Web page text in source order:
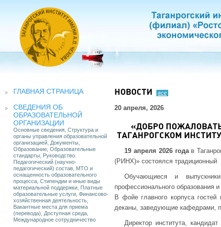
ГЛАВНАЯ СТРАНИЦА
СВЕДЕНИЯ ОБ
ОБРАЗОВАТЕЛЬНОЙ
ОРГАНИЗАЦИИ
Основные сведения, Структура и
органы управления образовательной
организацией, Документы,
Образование, Образовательные
стандарты, Руководство.
Педагогический (научно-
педагогический) состав, МТО и
оснащенность образовательного
процесса, Стипендии и иные виды
материальной поддержки, Платные
образовательные услуги, Финансово-
хозяйственная деятельность,
Вакантные места для приема
(перевода), Доступная среда,
Международное сотрудничество
НОВОСТИ все
20 апреля, 2026
«ДОБРО
ТАГАНРОГСКОМ
19 апреля 2026 годав
(РИНХ)» состоялся традиционный
Обучающиеся и выпускники
профессионального образования
В фойе главного корпуса
деканы, заведующие кафедрами,
Директор института,